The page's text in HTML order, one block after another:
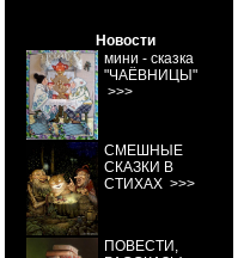
Новости
мини - сказка
"ЧАЁВНИЦЫ"
>>>
СМЕШНЫЕ
СКАЗКИ В
СТИХАХ >>>
ПОВЕСТИ,